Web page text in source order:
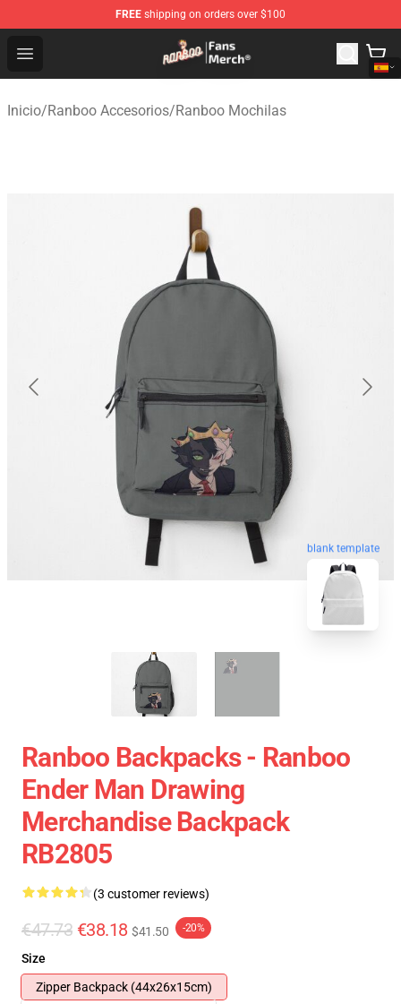
FREE shipping on orders over $100
Open menu
Ranboo Store - Official Ranboo Merchandise Shop
Inicio/Ranboo Accesorios/Ranboo Mochilas
blank template
Ranboo Backpacks - Ranboo
Ender Man Drawing
Merchandise Backpack
RB2805
(3 customer reviews)
€47.73 €38.18 $41.50 -20%
Size
Zipper Backpack (44x26x15cm)